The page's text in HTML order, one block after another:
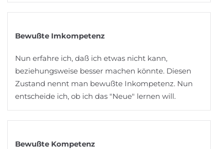
Bewußte Imkompetenz
Nun erfahre ich, daß ich etwas nicht kann,
beziehungsweise besser machen könnte. Diesen
Zustand nennt man bewußte Inkompetenz. Nun
entscheide ich, ob ich das "Neue" lernen will.
Bewußte Kompetenz